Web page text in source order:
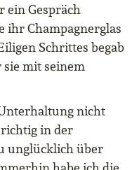
ein Gespräch
ihr Champagnerglas
Schrittes begab
sie mit seinem
nicht
in der
unglücklich über